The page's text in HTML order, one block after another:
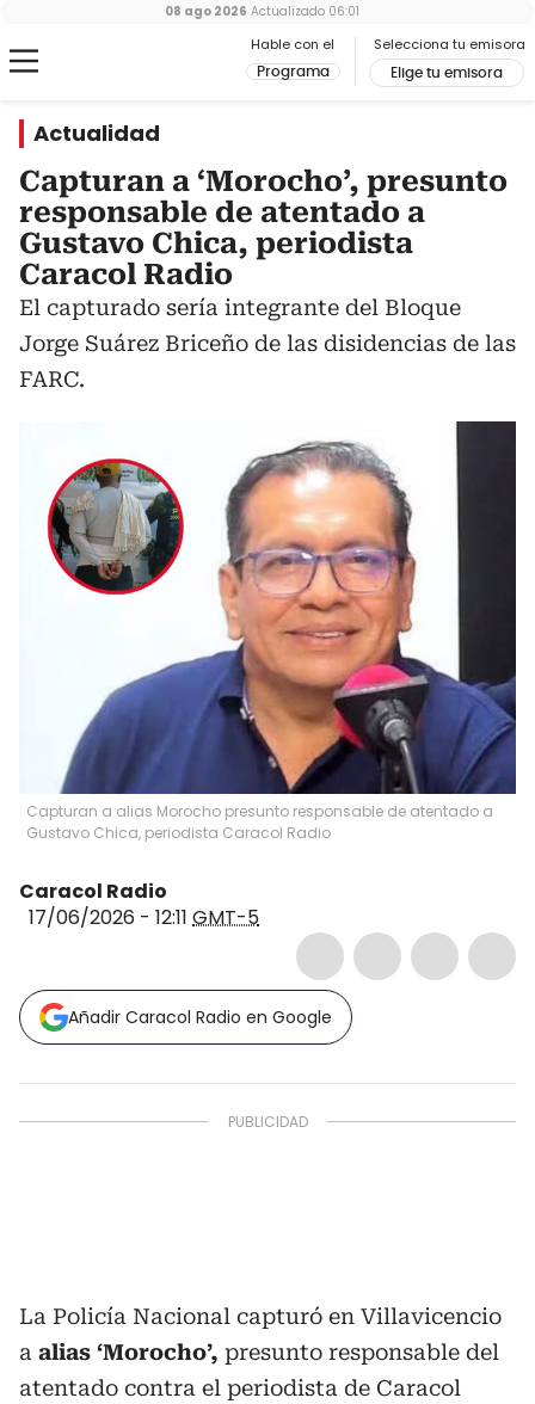
Hable con el
Programa
Selecciona tu emisora
Elige tu emisora
08 ago 2026 Actualizado 06:01
Actualidad
Capturan a ‘Morocho’, presunto
responsable de atentado a
Gustavo Chica, periodista
Caracol Radio
El capturado sería integrante del Bloque
Jorge Suárez Briceño de las disidencias de las
FARC.
Capturan a alias Morocho presunto responsable de atentado a
Gustavo Chica, periodista Caracol Radio
Caracol Radio
17/06/2026 - 12:11 GMT-5
Añadir Caracol Radio en Google
La Policía Nacional capturó en Villavicencio
a alias ‘Morocho’, presunto responsable del
atentado contra el periodista de Caracol